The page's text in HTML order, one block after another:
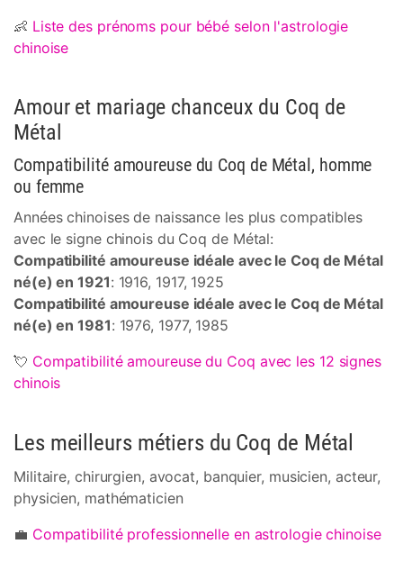
👶 Liste des prénoms pour bébé selon l'astrologie
chinoise
Amour et mariage chanceux du Coq de
Métal
Compatibilité amoureuse du Coq de Métal, homme
ou femme
Années chinoises de naissance les plus compatibles
avec le signe chinois du Coq de Métal:
Compatibilité amoureuse idéale avec le Coq de Métal
né(e) en 1921: 1916, 1917, 1925
Compatibilité amoureuse idéale avec le Coq de Métal
né(e) en 1981: 1976, 1977, 1985
💘 Compatibilité amoureuse du Coq avec les 12 signes
chinois
Les meilleurs métiers du Coq de Métal
Militaire, chirurgien, avocat, banquier, musicien, acteur,
physicien, mathématicien
💼 Compatibilité professionnelle en astrologie chinoise